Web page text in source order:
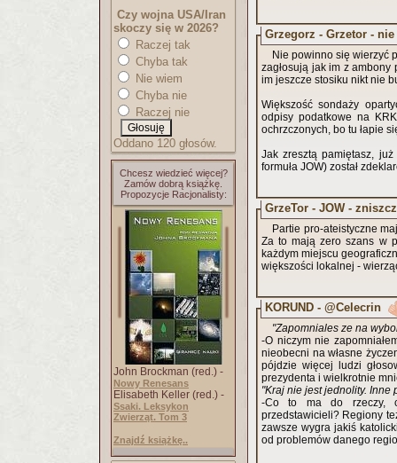
Czy wojna USA/Iran
skoczy się w 2026?
Raczej tak
Chyba tak
Nie wiem
Chyba nie
Raczej nie
Oddano 120 głosów.
Chcesz wiedzieć więcej?
Zamów dobrą książkę.
Propozycje Racjonalisty:
John Brockman (red.) -
Nowy Renesans
Elisabeth Keller (red.) -
Ssaki. Leksykon
Zwierząt. Tom 3
Znajdź książkę..
Grzegorz - Grzetor -
Nie powinno się wierzyć
zagłosują jak im z
im jeszcze stosiku nikt nie
Większość sondaży
odpisy podatkowe na
ochrzczonych, bo tu łapie
Jak zresztą pamiętasz,
formuła JOW) został
GrzeTor - JOW -
Partie pro-ateistyczne
Za to mają zero szans w
każdym miejscu
większości lokalnej -
KORUND - @Celecrin
"Zapomniales ze na
-O niczym nie
nieobecni na własne
pójdzie więcej ludzi
prezydenta i wielkrotnie
"Kraj nie jest jednolity. Inne
-Co to ma do rzeczy,
przedstawicieli? Regiony
zawsze wygra jakiś
od problemów danego